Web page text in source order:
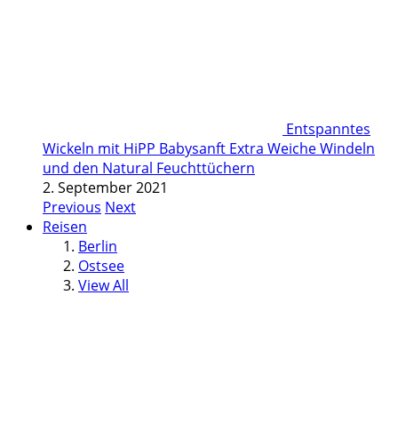
Entspanntes
Wickeln mit HiPP Babysanft Extra Weiche Windeln
und den Natural Feuchttüchern
2. September 2021
Previous Next
Reisen
Berlin
Ostsee
View All